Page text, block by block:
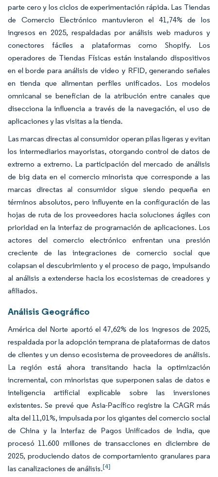
parte cero y los ciclos de experimentación rápida. Las Tiendas
de Comercio Electrónico mantuvieron el 41,74% de los
ingresos en 2025, respaldadas por análisis web maduros y
conectores fáciles a plataformas como Shopify. Los
operadores de Tiendas Físicas están instalando dispositivos
en el borde para análisis de video y RFID, generando señales
en tienda que alimentan perfiles unificados. Los modelos
omnicanal se benefician de la atribución entre canales que
disecciona la influencia a través de la navegación, el uso de
aplicaciones y las visitas a la tienda.
Las marcas directas al consumidor operan pilas ligeras y evitan
los intermediarios mayoristas, otorgando control de datos de
extremo a extremo. La participación del mercado de análisis
de big data en el comercio minorista que corresponde a las
marcas directas al consumidor sigue siendo pequeña en
términos absolutos, pero influyente en la configuración de las
hojas de ruta de los proveedores hacia soluciones ágiles con
prioridad en la interfaz de programación de aplicaciones. Los
actores del comercio electrónico enfrentan una presión
creciente de las integraciones de comercio social que
colapsan el descubrimiento y el proceso de pago, impulsando
al análisis a extenderse hacia los ecosistemas de creadores y
afiliados.
Análisis Geográfico
América del Norte aportó el 47,62% de los ingresos de 2025,
respaldada por la adopción temprana de plataformas de datos
de clientes y un denso ecosistema de proveedores de análisis.
La región está ahora transitando hacia la optimización
incremental, con minoristas que superponen salas de datos e
inteligencia artificial explicable sobre las inversiones
existentes. Se prevé que Asia-Pacífico registre la CAGR más
alta del 11,01%, impulsada por los gigantes del comercio social
de China y la Interfaz de Pagos Unificados de India, que
procesó 11.600 millones de transacciones en diciembre de
2025, produciendo datos de comportamiento granulares para
las canalizaciones de análisis.[4]